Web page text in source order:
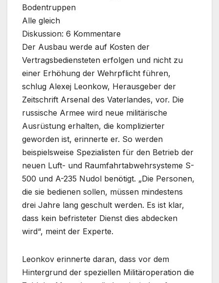
Bodentruppen
Alle gleich
Diskussion: 6 Kommentare
Der Ausbau werde auf Kosten der
Vertragsbediensteten erfolgen und nicht zu
einer Erhöhung der Wehrpflicht führen,
schlug Alexej Leonkow, Herausgeber der
Zeitschrift Arsenal des Vaterlandes, vor. Die
russische Armee wird neue militärische
Ausrüstung erhalten, die komplizierter
geworden ist, erinnerte er. So werden
beispielsweise Spezialisten für den Betrieb der
neuen Luft- und Raumfahrtabwehrsysteme S-
500 und A-235 Nudol benötigt. „Die Personen,
die sie bedienen sollen, müssen mindestens
drei Jahre lang geschult werden. Es ist klar,
dass kein befristeter Dienst dies abdecken
wird“, meint der Experte.
Leonkov erinnerte daran, dass vor dem
Hintergrund der speziellen Militäroperation die